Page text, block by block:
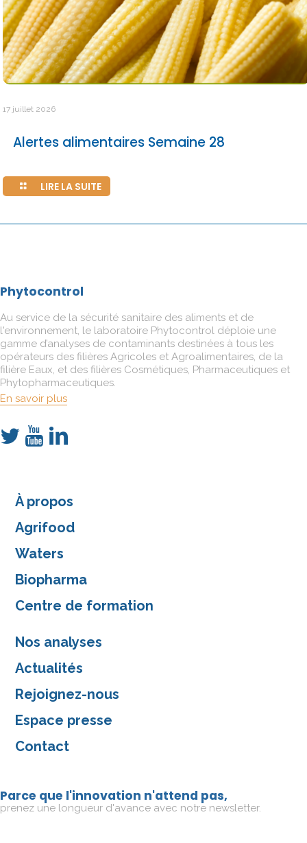
17 juillet 2026
Alertes alimentaires Semaine 28
LIRE LA SUITE
Phytocontrol
Au service de la sécurité sanitaire des aliments et de
l'environnement, le laboratoire Phytocontrol déploie une
gamme d’analyses de contaminants destinées à tous les
opérateurs des filières Agricoles et Agroalimentaires, de la
filière Eaux, et des filières Cosmétiques, Pharmaceutiques et
Phytopharmaceutiques.
En savoir plus
À propos
Agrifood
Waters
Biopharma
Centre de formation
Nos analyses
Actualités
Rejoignez-nous
Espace presse
Contact
Parce que l'innovation n'attend pas,
prenez une longueur d'avance avec notre newsletter.